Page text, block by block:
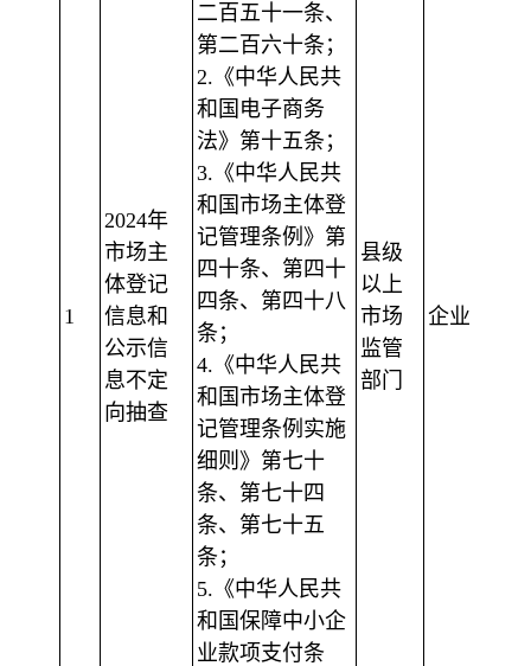
1
2024年
市场主
体登记
信息和
公示信
息不定
向抽查
二百五十一条、
第二百六十条；
2.《中华人民共
和国电子商务
法》第十五条；
3.《中华人民共
和国市场主体登
记管理条例》第
四十条、第四十
四条、第四十八
条；
4.《中华人民共
和国市场主体登
记管理条例实施
细则》第七十
条、第七十四
条、第七十五
条；
5.《中华人民共
和国保障中小企
业款项支付条
县级
以上
市场
监管
部门
企业